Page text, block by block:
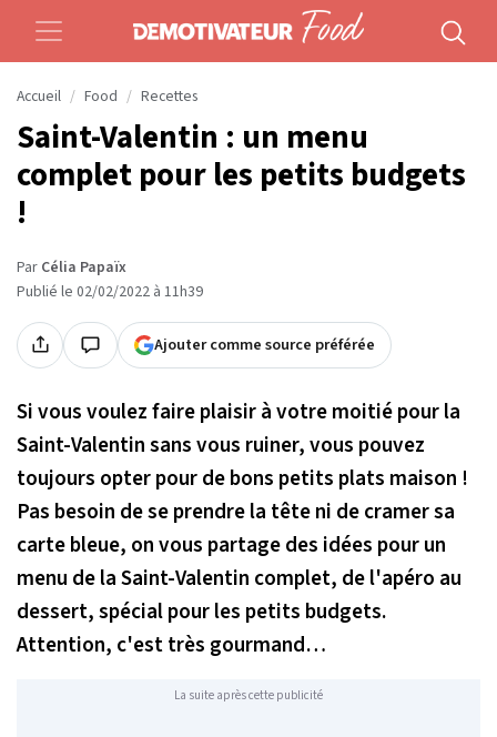
Accueil Food Recettes
Saint-Valentin : un menu
complet pour les petits budgets
!
Par Célia Papaïx
Publié le 02/02/2022 à 11h39
Ajouter comme source préférée
Si vous voulez faire plaisir à votre moitié pour la
Saint-Valentin sans vous ruiner, vous pouvez
toujours opter pour de bons petits plats maison !
Pas besoin de se prendre la tête ni de cramer sa
carte bleue, on vous partage des idées pour un
menu de la Saint-Valentin complet, de l'apéro au
dessert, spécial pour les petits budgets.
Attention, c'est très gourmand…
La suite après cette publicité